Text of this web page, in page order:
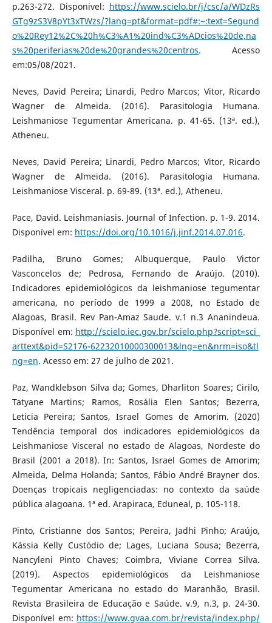
p.263-272. Disponivel: https://www.scielo.br/j/csc/a/WDzRs
GTg9zS3V8pYt3xTWzs/?lang=pt&format=pdf#:~:text=Segund
o%20Rey12%2C%20h%C3%A1%20ind%C3%ADcios%20de,na
s%20periferias%20de%20grandes%20centros. Acesso
em:05/08/2021.
Neves, David Pereira; Linardi, Pedro Marcos; Vitor, Ricardo
Wagner de Almeida. (2016). Parasitologia Humana.
Leishmaniose Tegumentar Americana. p. 41-65. (13ª. ed.),
Atheneu.
Neves, David Pereira; Linardi, Pedro Marcos; Vitor, Ricardo
Wagner de Almeida. (2016). Parasitologia Humana.
Leishmaniose Visceral. p. 69-89. (13ª. ed.), Atheneu.
Pace, David. Leishmaniasis. Journal of Infection. p. 1-9. 2014.
Disponível em: https://doi.org/10.1016/j.jinf.2014.07.016.
Padilha, Bruno Gomes; Albuquerque, Paulo Victor
Vasconcelos de; Pedrosa, Fernando de Araújo. (2010).
Indicadores epidemiológicos da leishmaniose tegumentar
americana, no período de 1999 a 2008, no Estado de
Alagoas, Brasil. Rev Pan-Amaz Saude. v.1 n.3 Ananindeua.
Disponível em: http://scielo.iec.gov.br/scielo.php?script=sci_
arttext&pid=S2176-62232010000300013&lng=en&nrm=iso&tl
ng=en. Acesso em: 27 de julho de 2021.
Paz, Wandklebson Silva da; Gomes, Dharliton Soares; Cirilo,
Tatyane Martins; Ramos, Rosália Elen Santos; Bezerra,
Leticia Pereira; Santos, Israel Gomes de Amorim. (2020)
Tendência temporal dos indicadores epidemiológicos da
Leishmaniose Visceral no estado de Alagoas, Nordeste do
Brasil (2001 a 2018). In: Santos, Israel Gomes de Amorim;
Almeida, Delma Holanda; Santos, Fábio André Brayner dos.
Doenças tropicais negligenciadas: no contexto da saúde
pública alagoana. 1ª ed. Arapiraca, Eduneal, p. 105-118.
Pinto, Cristianne dos Santos; Pereira, Jadhi Pinho; Araújo,
Kássia Kelly Custódio de; Lages, Luciana Sousa; Bezerra,
Nancyleni Pinto Chaves; Coimbra, Viviane Correa Silva.
(2019). Aspectos epidemiológicos da Leishmaniose
Tegumentar Americana no estado do Maranhão, Brasil.
Revista Brasileira de Educação e Saúde. v.9, n.3, p. 24-30.
Disponível em: https://www.gvaa.com.br/revista/index.php/